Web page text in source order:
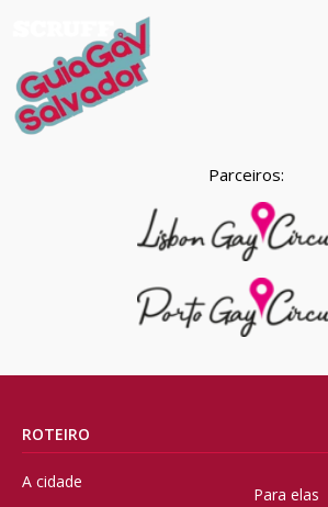
Parceiros:
ROTEIRO
A cidade
Para elas